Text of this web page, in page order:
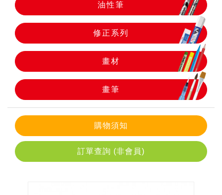
畫材
畫筆
油性筆
修正系列
畫材
畫筆
購物須知
訂單查詢 (非會員)